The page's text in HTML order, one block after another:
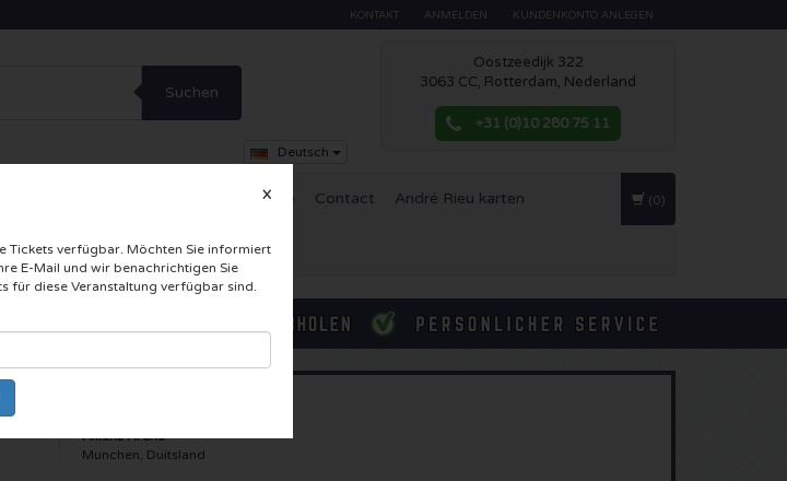
KONTAKT ANMELDEN KUNDENKONTO ANLEGEN
Suchen
Deutsch
Oostzeedijk 322
3063 CC, Rotterdam, Nederland
+31 (0)10 280 75 11
Incentive-Reise Contact André Rieu karten (0)
X
Tickets verfügbar. Möchten Sie informiert
E-Mail und wir benachrichtigen Sie
für diese Veranstaltung verfügbar sind.
Allianz Arena
Munchen, Duitsland